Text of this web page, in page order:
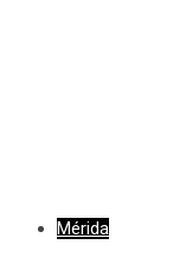
Mérida